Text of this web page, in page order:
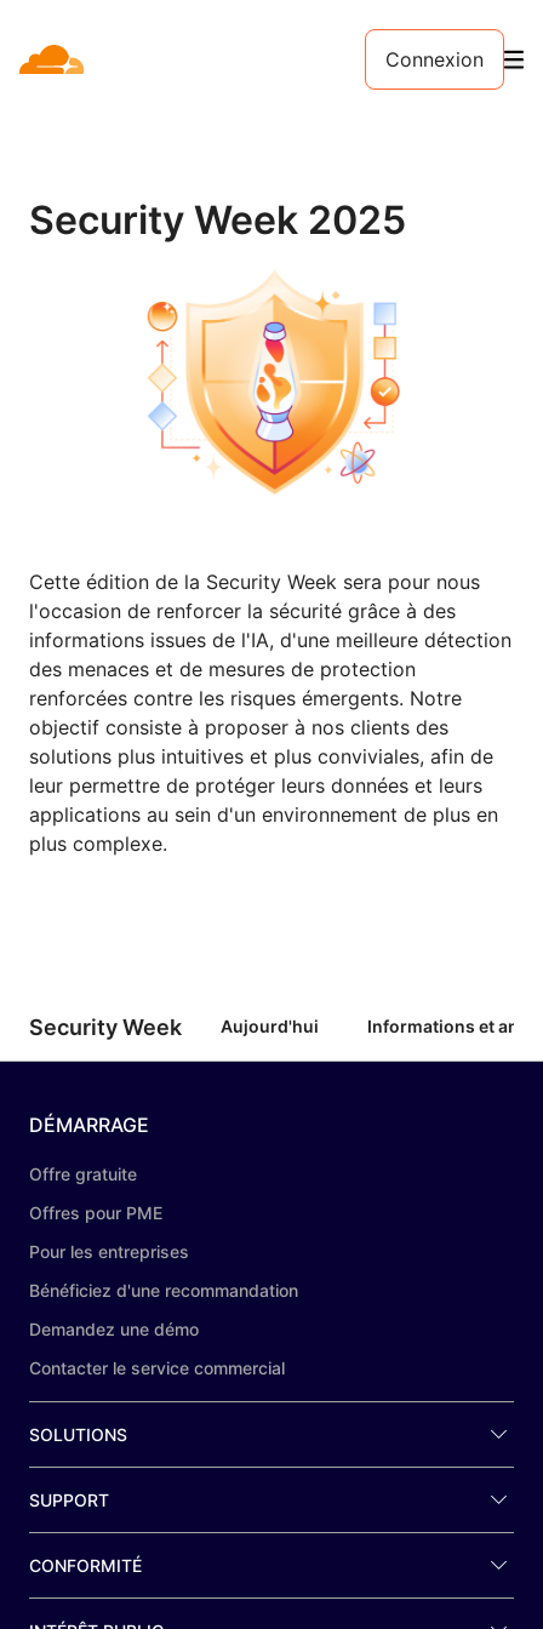
Connexion
Security Week 2025
Cette édition de la Security Week sera pour nous
l'occasion de renforcer la sécurité grâce à des
informations issues de l'IA, d'une meilleure détection
des menaces et de mesures de protection
renforcées contre les risques émergents. Notre
objectif consiste à proposer à nos clients des
solutions plus intuitives et plus conviviales, afin de
leur permettre de protéger leurs données et leurs
applications au sein d'un environnement de plus en
plus complexe.
Security Week Aujourd'hui Informations et
DÉMARRAGE
Offre gratuite
Offres pour PME
Pour les entreprises
Bénéficiez d'une recommandation
Demandez une démo
Contacter le service commercial
SOLUTIONS
SUPPORT
CONFORMITÉ